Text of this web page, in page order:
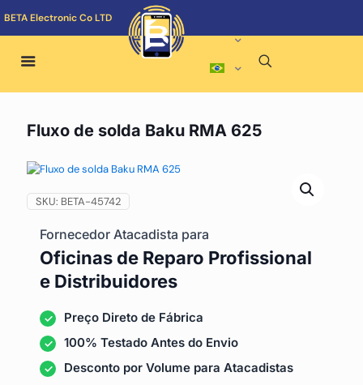
BETA Electronic Co LTD
Fluxo de solda Baku RMA 625
SKU: BETA-45742
Fornecedor Atacadista para
Oficinas de Reparo Profissional
e Distribuidores
Preço Direto de Fábrica
100% Testado Antes do Envio
Desconto por Volume para Atacadistas